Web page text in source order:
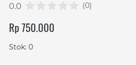
0.0 (0)
Rp 750.000
Stok: 0